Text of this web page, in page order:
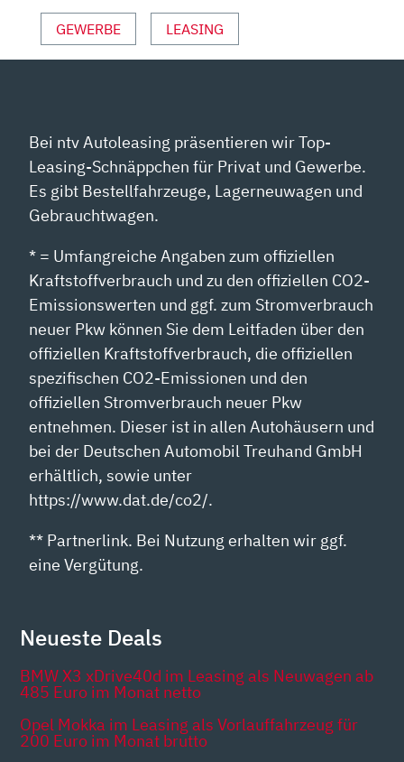
OPEL
VON
YOUTUBE
ANZEIGEN
GEWERBE LEASING
Bei ntv Autoleasing präsentieren wir Top-
Leasing-Schnäppchen für Privat und Gewerbe.
Es gibt Bestellfahrzeuge, Lagerneuwagen und
Gebrauchtwagen.
* = Umfangreiche Angaben zum offiziellen
Kraftstoffverbrauch und zu den offiziellen CO2-
Emissionswerten und ggf. zum Stromverbrauch
neuer Pkw können Sie dem Leitfaden über den
offiziellen Kraftstoffverbrauch, die offiziellen
spezifischen CO2-Emissionen und den
offiziellen Stromverbrauch neuer Pkw
entnehmen. Dieser ist in allen Autohäusern und
bei der Deutschen Automobil Treuhand GmbH
erhältlich, sowie unter
https://www.dat.de/co2/.
** Partnerlink. Bei Nutzung erhalten wir ggf.
eine Vergütung.
Neueste Deals
BMW X3 xDrive40d im Leasing als Neuwagen ab
485 Euro im Monat netto
Opel Mokka im Leasing als Vorlauffahrzeug für
200 Euro im Monat brutto